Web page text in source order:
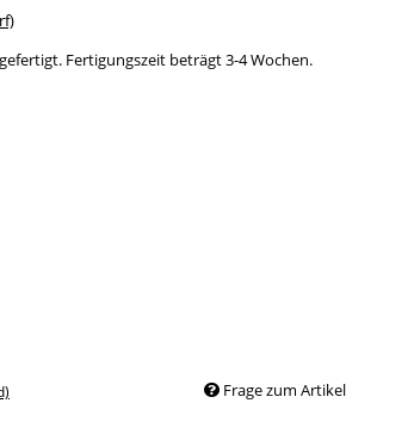
Fertigungszeit beträgt 3-4 Wochen.
Frage zum Artikel